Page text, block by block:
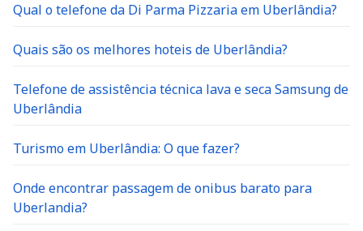
Qual o telefone da Di Parma Pizzaria em Uberlândia?
Quais são os melhores hoteis de Uberlândia?
Telefone de assistência técnica lava e seca Samsung de
Uberlândia
Turismo em Uberlândia: O que fazer?
Onde encontrar passagem de onibus barato para
Uberlandia?